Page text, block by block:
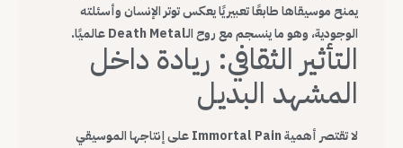
يمنح موسيقاها طابعًا تعبيريًا يعكس توتر الإنسان وأسئلته
الوجودية، وهو ما ينسجم مع روح الـDeath Metal عالميًا.
التأثير الثقافي: ريادة داخل
المشهد البديل
لا تقتصر أهمية Immortal Pain على إنتاجها الموسيقي